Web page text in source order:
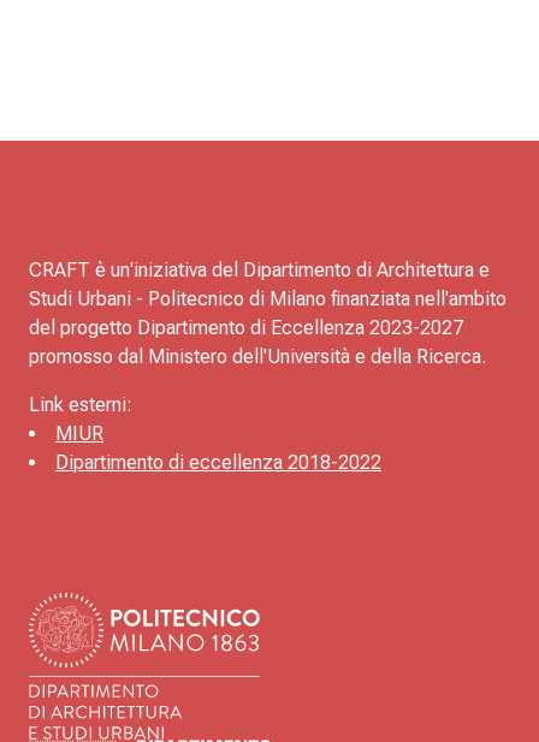
CRAFT è un'iniziativa del Dipartimento di Architettura e
Studi Urbani - Politecnico di Milano finanziata nell'ambito
del progetto Dipartimento di Eccellenza 2023-2027
promosso dal Ministero dell'Università e della Ricerca.
Link esterni:
MIUR
Dipartimento di eccellenza 2018-2022